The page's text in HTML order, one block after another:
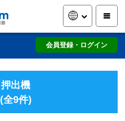
会員登録・ログイン
押出機
(全9件)